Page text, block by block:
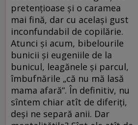
pretenţioase şi o caramea
mai fină, dar cu acelaşi gust
inconfundabil de copilărie.
Atunci şi acum, bibelourile
bunicii şi eugeniile de la
bunicul, leagănele şi parcul,
îmbufnările „că nu mă lasă
mama afară“. În definitiv, nu
sîntem chiar atît de diferiţi,
deşi ne separă anii. Dar